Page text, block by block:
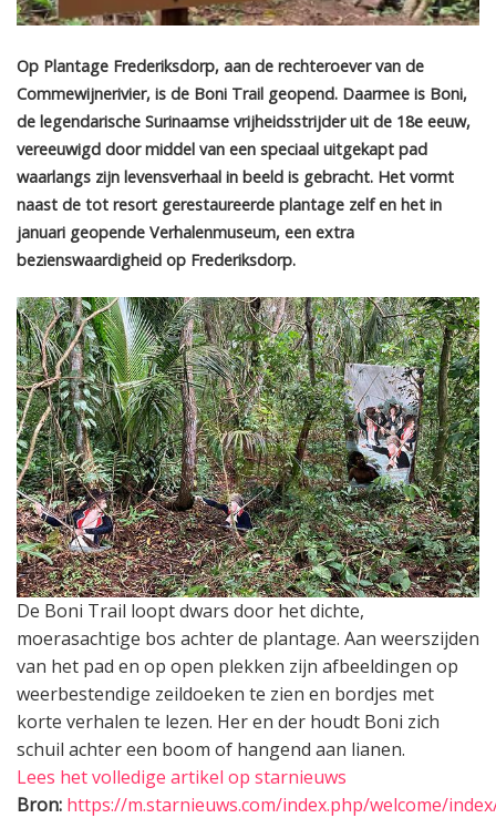
Op Plantage Frederiksdorp, aan de rechteroever van de
Commewijnerivier, is de Boni Trail geopend. Daarmee is Boni,
de legendarische Surinaamse vrijheidsstrijder uit de 18e eeuw,
vereeuwigd door middel van een speciaal uitgekapt pad
waarlangs zijn levensverhaal in beeld is gebracht. Het vormt
naast de tot resort gerestaureerde plantage zelf en het in
januari geopende Verhalenmuseum, een extra
bezienswaardigheid op Frederiksdorp.
De Boni Trail loopt dwars door het dichte,
moerasachtige bos achter de plantage. Aan weerszijden
van het pad en op open plekken zijn afbeeldingen op
weerbestendige zeildoeken te zien en bordjes met
korte verhalen te lezen. Her en der houdt Boni zich
schuil achter een boom of hangend aan lianen.
Lees het volledige artikel op starnieuws
Bron: https://m.starnieuws.com/index.php/welcome/